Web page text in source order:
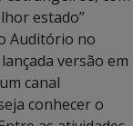
estado”
Auditório no
versão em
canal
conhecer o